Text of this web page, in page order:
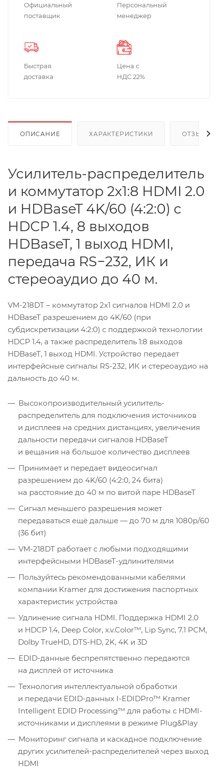
Официальный
поставщик
Персональный
менеджер
Быстрая
доставка
Цена с
НДС 22%
ОПИСАНИЕ ХАРАКТЕРИСТИКИ ОТЗЫВЫ
Усилитель-распределитель
и коммутатор 2х1:8 HDMI 2.0
и HDBaseT 4K/60 (4:2:0) c
HDCP 1.4, 8 выходов
HDBaseT, 1 выход HDMI,
передача RS−232, ИК и
стереоаудио до 40 м.
VM-218DT – коммутатор 2х1 сигналов HDMI 2.0 и
HDBaseT разрешением до 4K/60 (при
субдискретизации 4:2:0) c поддержкой технологии
HDCP 1.4, а также распределитель 1:8 выходов
HDBaseT, 1 выход HDMI. Устройство передает
интерфейсные сигналы RS-232, ИК и стереоаудио на
дальность до 40 м.
Высокопроизводительный усилитель-
распределитель для подключения источников
и дисплеев на средних дистанциях, увеличения
дальности передачи сигналов HDBaseT
и вещания на большое количество дисплеев
Принимает и передает видеосигнал
разрешением до 4K/60 (4:2:0, 24 бита)
на расстояние до 40 м по витой паре HDBaseT
Сигнал меньшего разрешения может
передаваться ещё дальше — до 70 м для 1080p/60
(36 бит)
VM-218DT работает с любыми подходящими
интерфейсными HDBaseT-удлинителями
Пользуйтесь рекомендованными кабелями
компании Kramer для достижения паспортных
характеристик устройства
Удлинение сигнала HDMI. Поддержка HDMI 2.0
и HDCP 1.4, Deep Color, x.v.Color™, Lip Sync, 7.1 PCM,
Dolby TrueHD, DTS-HD, 2K, 4K и 3D
EDID-данные беспрепятственно передаются
на дисплей от источника
Технология интеллектуальной обработки
и передачи EDID-данных I-EDIDPro™ Kramer
Intelligent EDID Processing™ для работы с HDMI-
источниками и дисплеями в режиме Plug&Play
Мониторинг сигнала и каскадное подключение
других усилителей-распределителей через выход
HDMI